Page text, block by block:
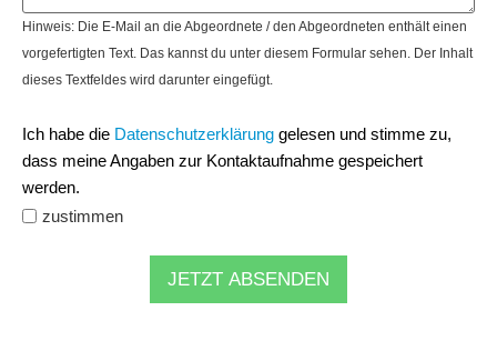
Hinweis: Die E-Mail an die Abgeordnete / den Abgeordneten enthält einen
vorgefertigten Text. Das kannst du unter diesem Formular sehen. Der Inhalt
dieses Textfeldes wird darunter eingefügt.
Ich habe die Datenschutzerklärung gelesen und stimme zu,
dass meine Angaben zur Kontaktaufnahme gespeichert
werden.
zustimmen
JETZT ABSENDEN